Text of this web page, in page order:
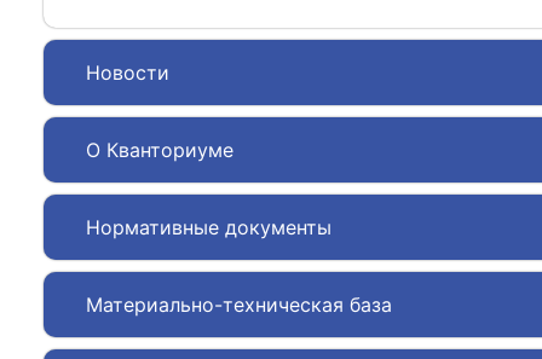
Новости
О Кванториуме
Нормативные документы
Материально-техническая база